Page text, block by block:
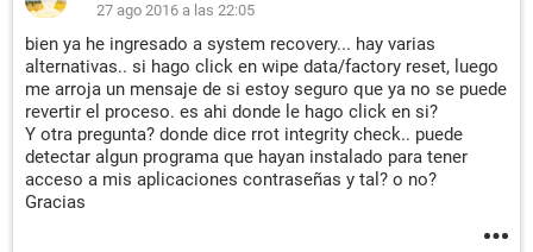
27 ago 2016 a las 22:05
bien ya he ingresado a system recovery... hay varias
alternativas.. si hago click en wipe data/factory reset, luego
me arroja un mensaje de si estoy seguro que ya no se puede
revertir el proceso. es ahi donde le hago click en si?
Y otra pregunta? donde dice rrot integrity check.. puede
detectar algun programa que hayan instalado para tener
acceso a mis aplicaciones contraseñas y tal? o no?
Gracias